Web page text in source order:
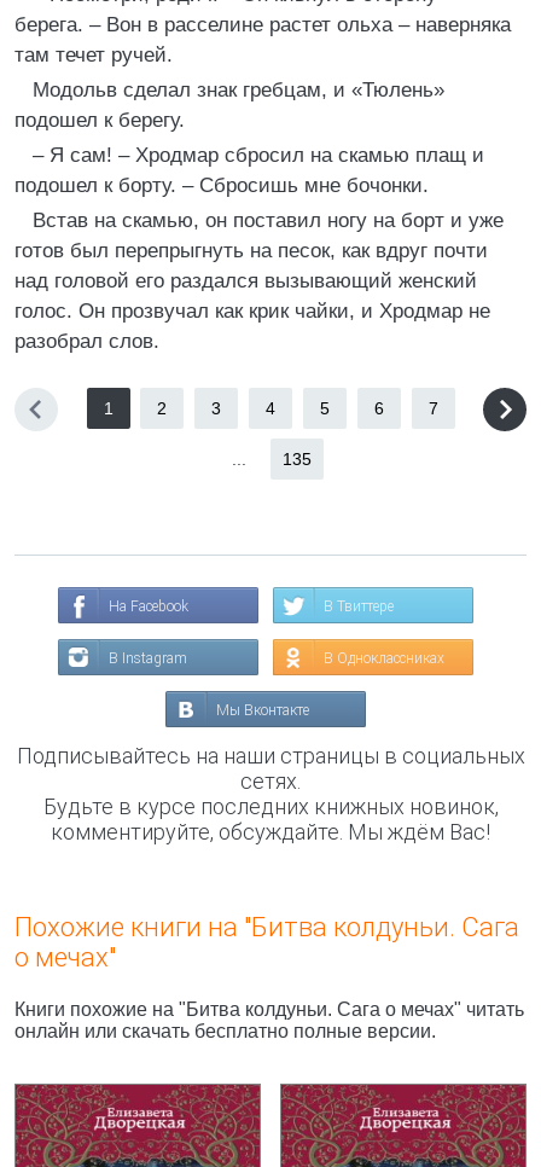
берега. – Вон в расселине растет ольха – наверняка
там течет ручей.
Модольв сделал знак гребцам, и «Тюлень»
подошел к берегу.
– Я сам! – Хродмар сбросил на скамью плащ и
подошел к борту. – Сбросишь мне бочонки.
Встав на скамью, он поставил ногу на борт и уже
готов был перепрыгнуть на песок, как вдруг почти
над головой его раздался вызывающий женский
голос. Он прозвучал как крик чайки, и Хродмар не
разобрал слов.
1 2 3 4 5 6 7
135
На Facebook В Твиттере
В Instagram В Одноклассниках
Мы Вконтакте
Подписывайтесь на наши страницы в социальных
сетях.
Будьте в курсе последних книжных новинок,
комментируйте, обсуждайте. Мы ждём Вас!
Похожие книги на "Битва колдуньи. Сага
о мечах"
Книги похожие на "Битва колдуньи. Сага о мечах" читать
онлайн или скачать бесплатно полные версии.